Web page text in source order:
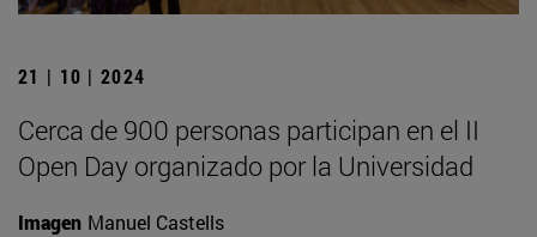
21 | 10 | 2024
Cerca de 900 personas participan en el II
Open Day organizado por la Universidad
Imagen Manuel Castells